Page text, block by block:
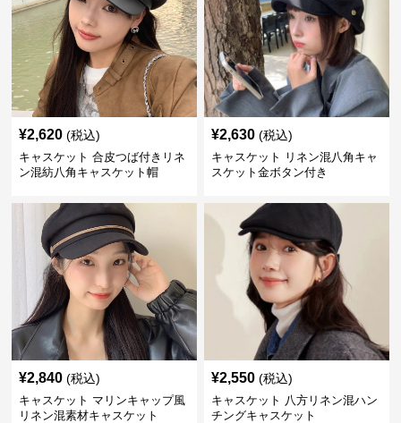
¥2,620 (税込)
キャスケット 合皮つば付きリネ
ン混紡八角キャスケット帽
¥2,630 (税込)
キャスケット リネン混八角キャ
スケット金ボタン付き
¥2,840 (税込)
キャスケット マリンキャップ風
リネン混素材キャスケット
¥2,550 (税込)
キャスケット 八方リネン混ハン
チングキャスケット